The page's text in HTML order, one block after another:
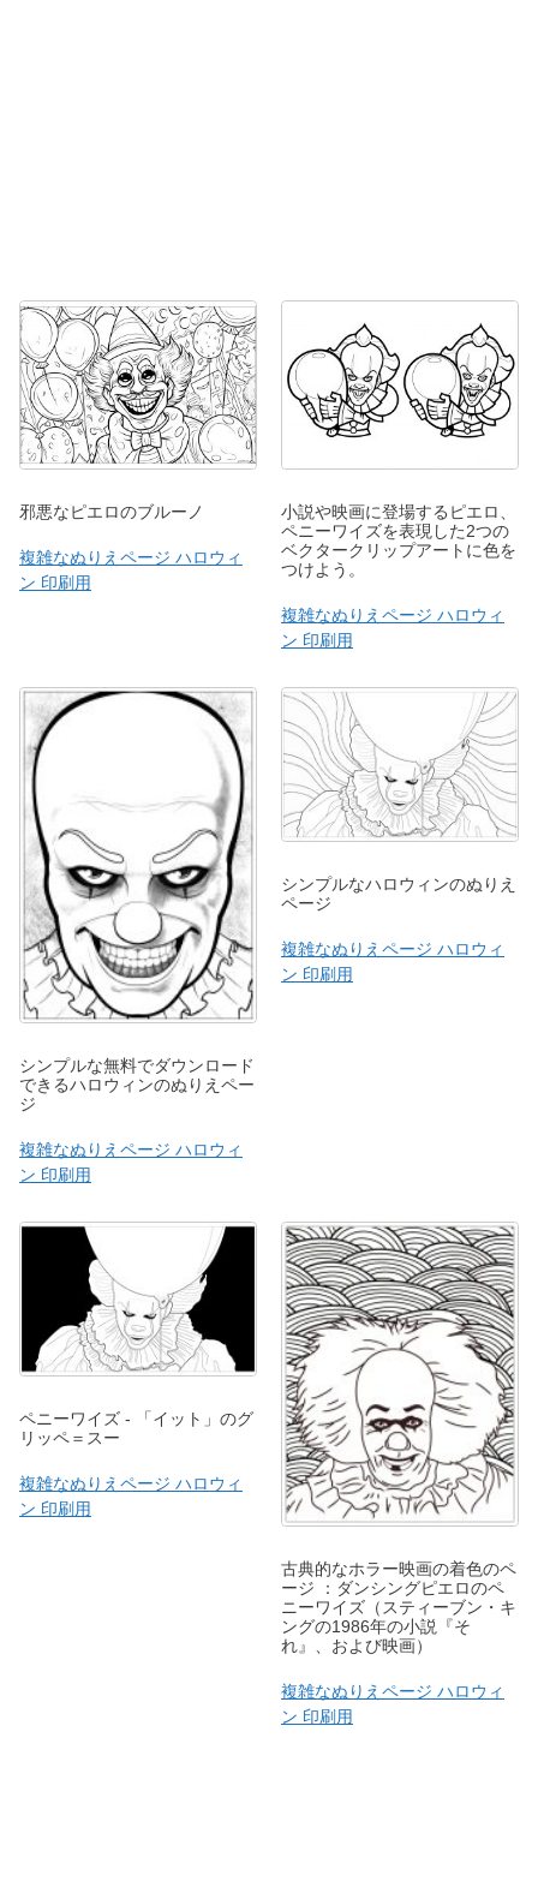
邪悪なピエロのブルーノ
複雑なぬりえページ ハロウィ
ン 印刷用
小説や映画に登場するピエロ、
ペニーワイズを表現した2つの
ベクタークリップアートに色を
つけよう。
複雑なぬりえページ ハロウィ
ン 印刷用
シンプルな無料でダウンロード
できるハロウィンのぬりえペー
ジ
複雑なぬりえページ ハロウィ
ン 印刷用
シンプルなハロウィンのぬりえ
ページ
複雑なぬりえページ ハロウィ
ン 印刷用
ペニーワイズ - 「イット」のグ
リッペ＝スー
複雑なぬりえページ ハロウィ
ン 印刷用
古典的なホラー映画の着色のペ
ージ ：ダンシングピエロのペ
ニーワイズ（スティーブン・キ
ングの1986年の小説『そ
れ』、および映画）
複雑なぬりえページ ハロウィ
ン 印刷用